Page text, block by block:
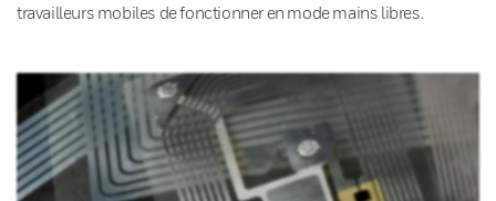
travailleurs mobiles de fonctionner en mode mains libres.